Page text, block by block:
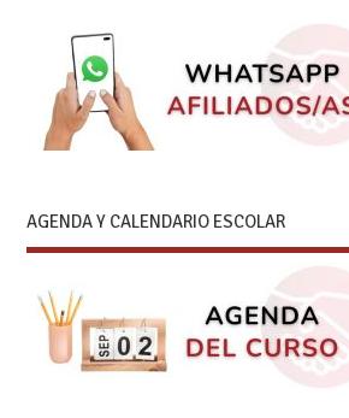
AGENDA Y CALENDARIO ESCOLAR